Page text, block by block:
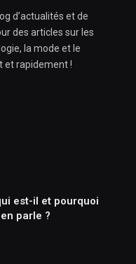
d’actualités et de
des articles sur les
la mode et le
et rapidement !
est-il et pourquoi
parle ?